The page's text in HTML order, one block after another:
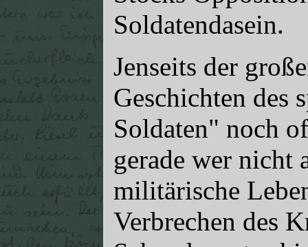
Soldatendasein.
Jenseits der
Geschichten des
Soldaten" noch
gerade wer nicht
militärische
Verbrechen des